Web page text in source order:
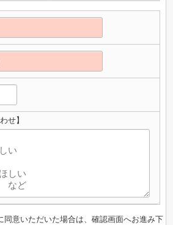
せ】
同意いただいた場合は、確認画面へお進み下